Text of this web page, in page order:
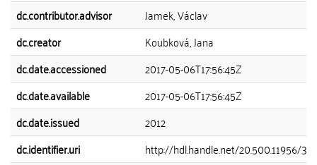
dc.contributor.advisor
Jamek, Václav
dc.creator
Koubková, Jana
dc.date.accessioned
2017-05-06T17:56:45Z
dc.date.available
2017-05-06T17:56:45Z
dc.date.issued
2012
dc.identifier.uri
http://hdl.handle.net/20.500.11956/